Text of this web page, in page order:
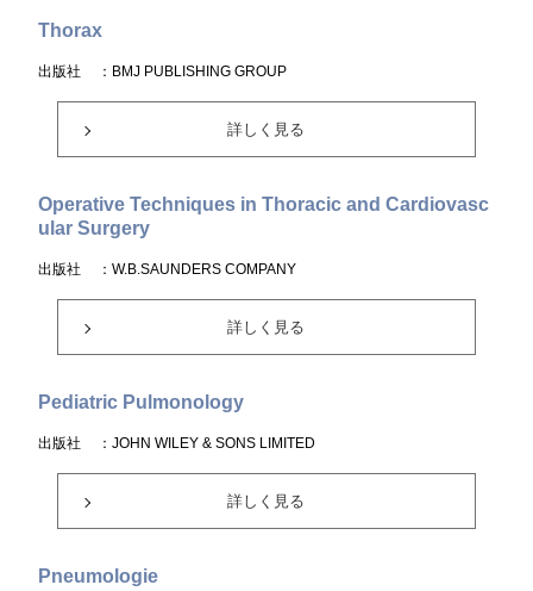
Thorax
出版社 ：BMJ PUBLISHING GROUP
詳しく見る
Operative Techniques in Thoracic and Cardiovasc
ular Surgery
出版社 ：W.B.SAUNDERS COMPANY
詳しく見る
Pediatric Pulmonology
出版社 ：JOHN WILEY & SONS LIMITED
詳しく見る
Pneumologie